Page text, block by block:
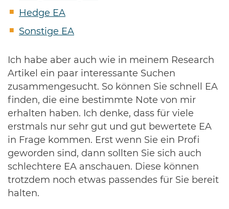
Hedge EA
Sonstige EA
Ich habe aber auch wie in meinem Research
Artikel ein paar interessante Suchen
zusammengesucht. So können Sie schnell EA
finden, die eine bestimmte Note von mir
erhalten haben. Ich denke, dass für viele
erstmals nur sehr gut und gut bewertete EA
in Frage kommen. Erst wenn Sie ein Profi
geworden sind, dann sollten Sie sich auch
schlechtere EA anschauen. Diese können
trotzdem noch etwas passendes für Sie bereit
halten.